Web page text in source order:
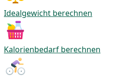
Idealgewicht berechnen
Kalorienbedarf berechnen